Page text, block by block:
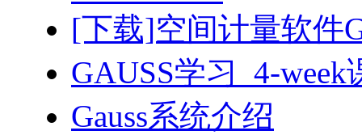
[下载]空间计量软件
GAUSS学习_4-week
Gauss系统介绍